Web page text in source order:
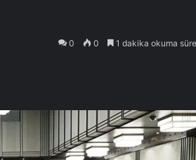
0 0 1 dakika okuma